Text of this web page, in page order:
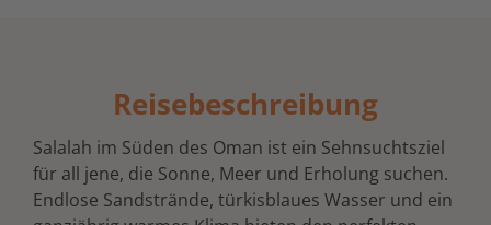
Reisebeschreibung
Salalah im Süden des Oman ist ein Sehnsuchtsziel
für all jene, die Sonne, Meer und Erholung suchen.
Endlose Sandstrände, türkisblaues Wasser und ein